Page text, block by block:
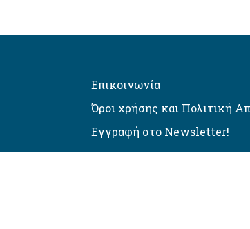
Επικοινωνία
Όροι χρήσης και Πολιτική
Εγγραφή στο Newsletter!